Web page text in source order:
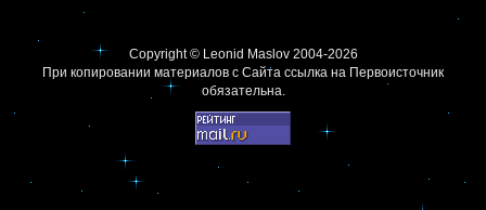
Copyright © Leonid Maslov2004-2026
При копировании материалов с Сайта ссылка на Первоисточник
обязательна.